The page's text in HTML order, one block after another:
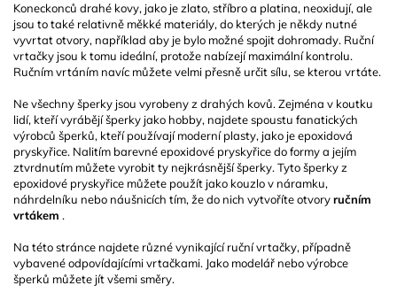
Koneckonců drahé kovy, jako je zlato, stříbro a platina, neoxidují, ale
jsou to také relativně měkké materiály, do kterých je někdy nutné
vyvrtat otvory, například aby je bylo možné spojit dohromady. Ruční
vrtačky jsou k tomu ideální, protože nabízejí maximální kontrolu.
Ručním vrtáním navíc můžete velmi přesně určit sílu, se kterou vrtáte.
Ne všechny šperky jsou vyrobeny z drahých kovů. Zejména v koutku
lidí, kteří vyrábějí šperky jako hobby, najdete spoustu fanatických
výrobců šperků, kteří používají moderní plasty, jako je epoxidová
pryskyřice. Nalitím barevné epoxidové pryskyřice do formy a jejím
ztvrdnutím můžete vyrobit ty nejkrásnější šperky. Tyto šperky z
epoxidové pryskyřice můžete použít jako kouzlo v náramku,
náhrdelníku nebo náušnicích tím, že do nich vytvoříte otvoryručním
vrtákem .
Na této stránce najdete různé vynikající ruční vrtačky, případně
vybavené odpovídajícími vrtačkami. Jako modelář nebo výrobce
šperků můžete jít všemi směry.